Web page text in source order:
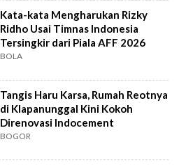
Kata-kata Mengharukan Rizky
Ridho Usai Timnas Indonesia
Tersingkir dari Piala AFF 2026
BOLA
Tangis Haru Karsa, Rumah Reotnya
di Klapanunggal Kini Kokoh
Direnovasi Indocement
BOGOR